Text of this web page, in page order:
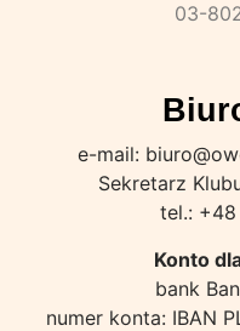
03-
e-mail:
Sekretarz
tel.: +48
Konto
bank
numer konta: IBAN